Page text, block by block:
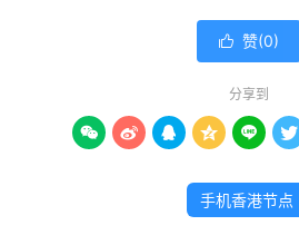
 赞(0)
分享到
     
手机香港节点